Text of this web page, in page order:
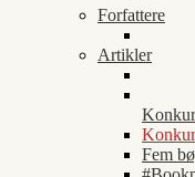
Forfattere
Artikler
Fem